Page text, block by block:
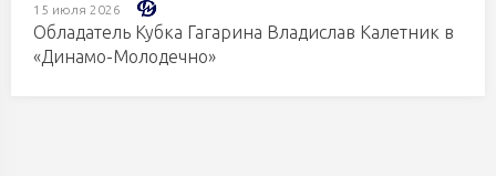
15 июля 2026
Обладатель Кубка Гагарина Владислав Калетник в
«Динамо-Молодечно»